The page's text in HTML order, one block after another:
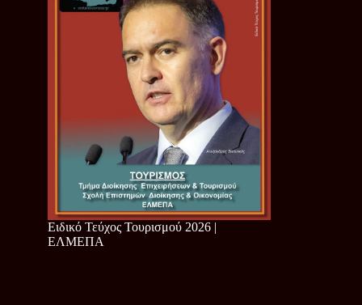
Ειδικό Τεύχος Τουρισμού 2026 |
ΕΛΜΕΠΑ